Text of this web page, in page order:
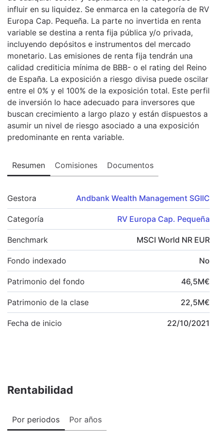
influir en su liquidez. Se enmarca en la categoría de RV
Europa Cap. Pequeña. La parte no invertida en renta
variable se destina a renta fija pública y/o privada,
incluyendo depósitos e instrumentos del mercado
monetario. Las emisiones de renta fija tendrán una
calidad crediticia mínima de BBB- o el rating del Reino
de España. La exposición a riesgo divisa puede oscilar
entre el 0% y el 100% de la exposición total. Este perfil
de inversión lo hace adecuado para inversores que
buscan crecimiento a largo plazo y están dispuestos a
asumir un nivel de riesgo asociado a una exposición
predominante en renta variable.
Resumen Comisiones Documentos
Gestora Andbank Wealth Management SGIIC
Categoría RV Europa Cap. Pequeña
Benchmark MSCI World NR EUR
Fondo indexado No
Patrimonio del fondo 46,5M€
Patrimonio de la clase 22,5M€
Fecha de inicio 22/10/2021
Rentabilidad
Por periodos Por años